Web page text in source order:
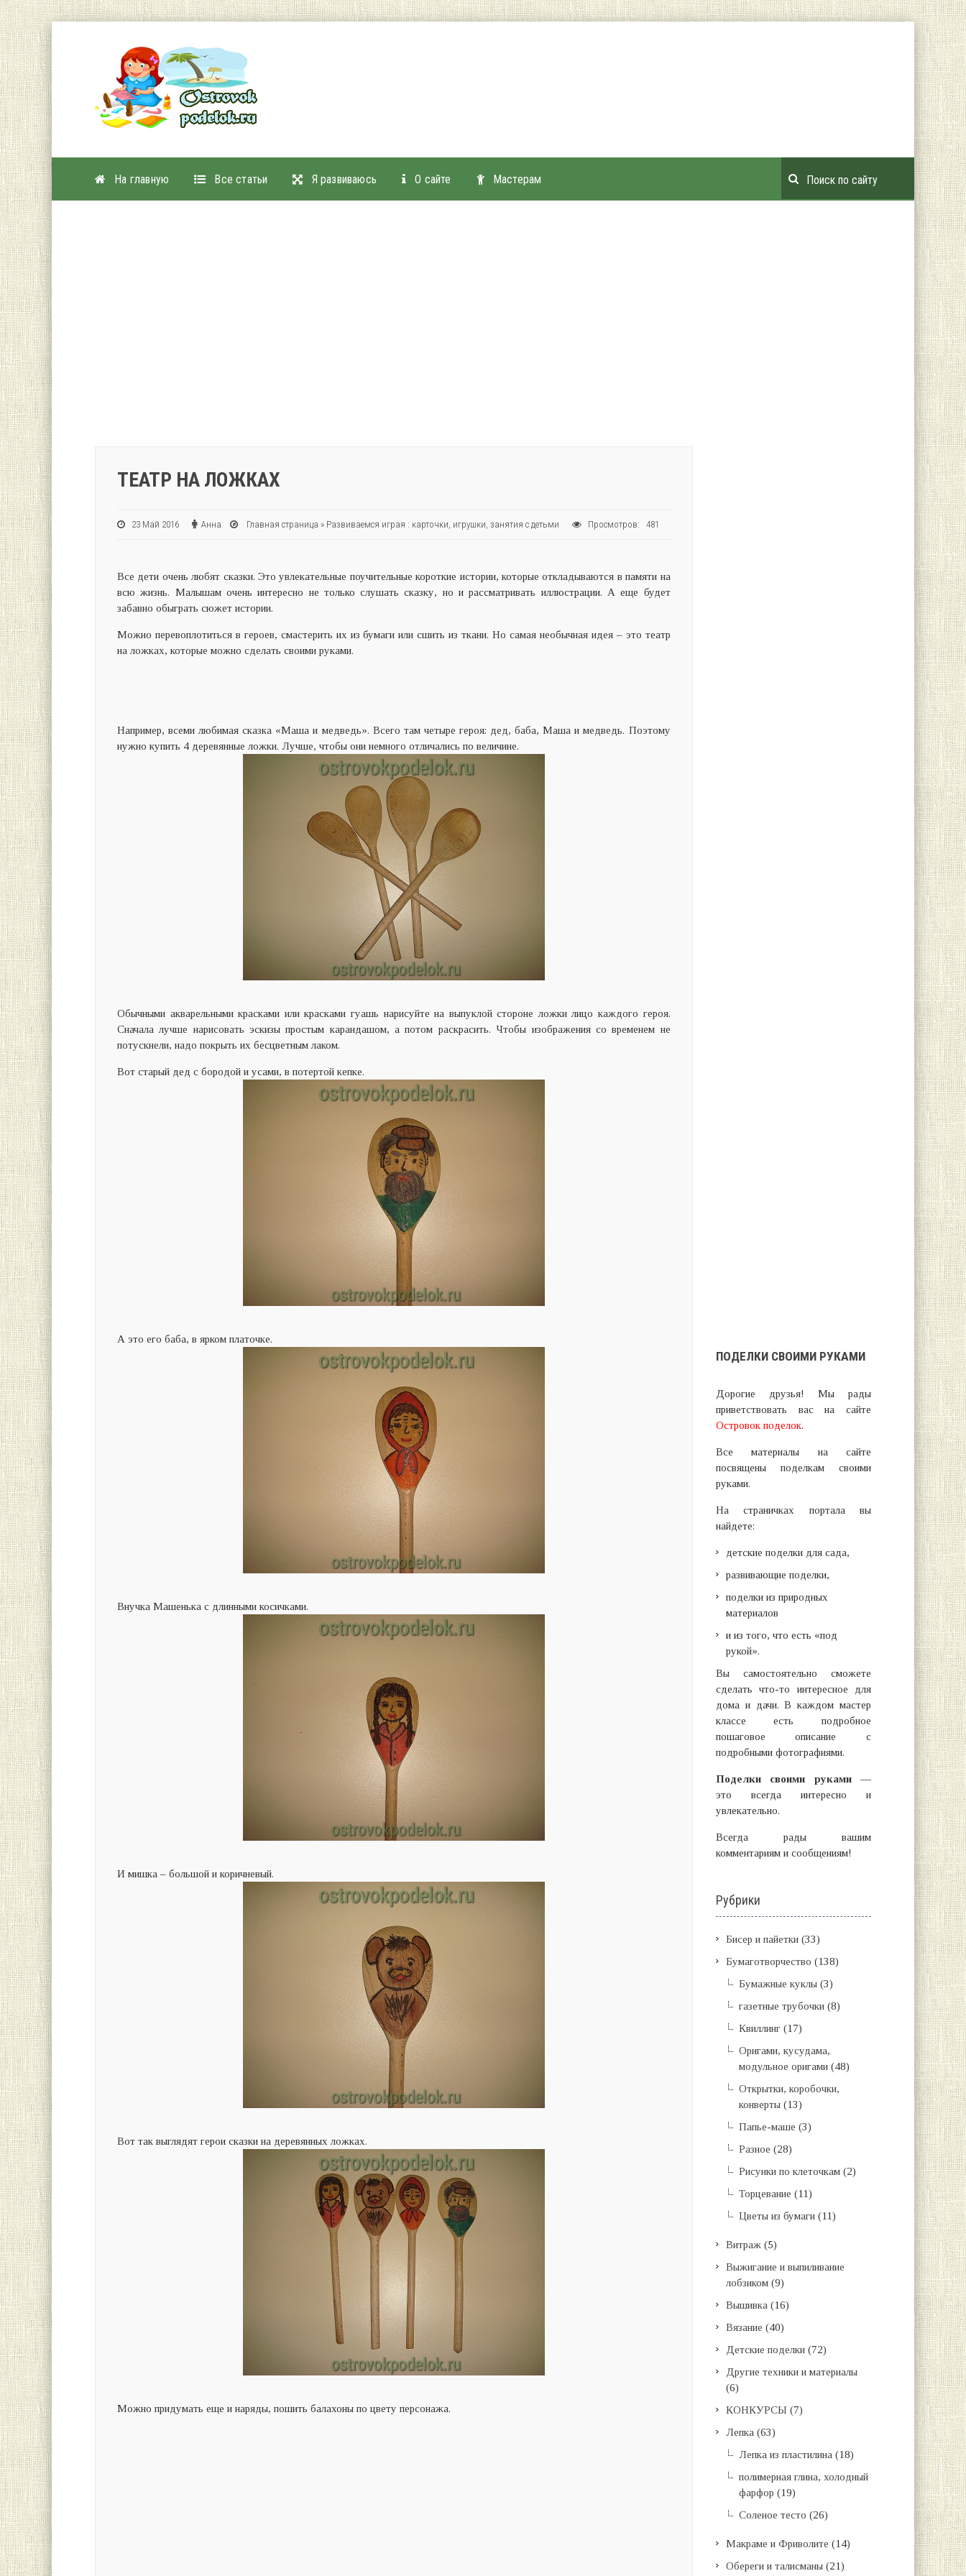
На главную Все статьи Я развиваюсь О сайте Мастерам
ТЕАТР НА ЛОЖКАХ
23 Май 2016 Анна Главная страница » Развиваемся играя : карточки, игрушки, занятия с детьми Просмотров: 481
Все дети очень любят сказки. Это увлекательные поучительные короткие истории, которые откладываются в памяти на
всю жизнь. Малышам очень интересно не только слушать сказку, но и рассматривать иллюстрации. А еще будет
забавно обыграть сюжет истории.
Можно перевоплотиться в героев, смастерить их из бумаги или сшить из ткани. Но самая необычная идея – это театр
на ложках, которые можно сделать своими руками.
Например, всеми любимая сказка «Маша и медведь». Всего там четыре героя: дед, баба, Маша и медведь. Поэтому
нужно купить 4 деревянные ложки. Лучше, чтобы они немного отличались по величине.
Обычными акварельными красками или красками гуашь нарисуйте на выпуклой стороне ложки лицо каждого героя.
Сначала лучше нарисовать эскизы простым карандашом, а потом раскрасить. Чтобы изображения со временем не
потускнели, надо покрыть их бесцветным лаком.
Вот старый дед с бородой и усами, в потертой кепке.
А это его баба, в ярком платочке.
Внучка Машенька с длинными косичками.
И мишка – большой и коричневый.
Вот так выглядят герои сказки на деревянных ложках.
Можно придумать еще и наряды, пошить балахоны по цвету персонажа.
ПОДЕЛКИ СВОИМИ РУКАМИ
Дорогие друзья! Мы рады
приветствовать вас на сайте
Островок поделок.
Все материалы на сайте
посвящены поделкам своими
руками.
На страничках портала вы
найдете:
детские поделки для сада,
развивающие поделки,
поделки из природных
материалов
и из того, что есть «под
рукой».
Вы самостоятельно сможете
сделать что-то интересное для
дома и дачи. В каждом мастер
классе есть подробное
пошаговое описание с
подробными фотографиями.
Поделки своими руками—
это всегда интересно и
увлекательно.
Всегда рады вашим
комментариям и сообщениям!
Рубрики
Бисер и пайетки(33)
Бумаготворчество (138)
Бумажные куклы(3)
газетные трубочки(8)
Квиллинг(17)
Оригами, кусудама,
модульное оригами(48)
Открытки, коробочки,
конверты(13)
Папье-маше (3)
Разное (28)
Рисунки по клеточкам(2)
Торцевание (11)
Цветы из бумаги(11)
Витраж(5)
Выжигание и выпиливание
лобзиком(9)
Вышивка (16)
Вязание (40)
Детские поделки(72)
Другие техники и материалы
(6)
КОНКУРСЫ (7)
Лепка (63)
Лепка из пластилина (18)
полимерная глина, холодный
фарфор (19)
Соленое тесто (26)
Макраме и Фриволите (14)
Обереги и талисманы(21)